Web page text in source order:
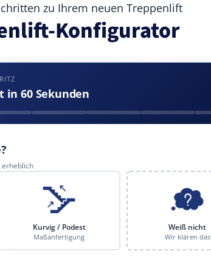
zu Ihrem neuen Treppenlift
Konfigurator
in 60 Sekunden
erheblich
Kurvig / Podest
Maßanfertigung
Weiß nicht
Wir klären das